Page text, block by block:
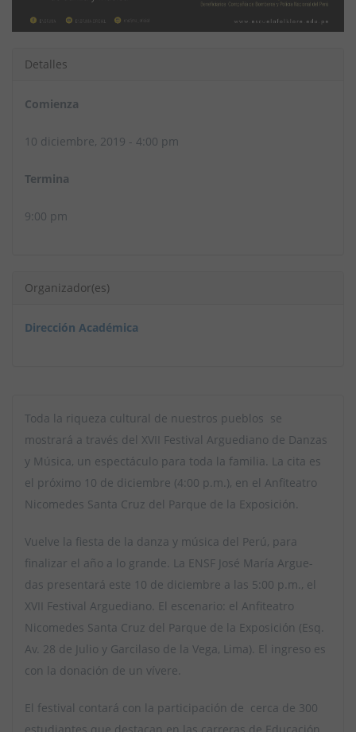
Detalles
Comienza
10 diciembre, 2019 - 4:00 pm
Termina
9:00 pm
Organizador(es)
Dirección Académica
Toda la riqueza cultural de nuestros pueblos se
mostrará a través del XVII Festival Arguediano de Danzas
y Música, un espectáculo para toda la familia. La cita es
el próximo 10 de diciembre (4:00 p.m.), en el Anfiteatro
Nicomedes Santa Cruz del Parque de la Exposición.
Vuelve la fiesta de la danza y música del Perú, para
finalizar el año a lo grande. La ENSF José María Argue-
das presentará este 10 de diciembre a las 5:00 p.m., el
XVII Festival Arguediano. El escenario: el Anfiteatro
Nicomedes Santa Cruz del Parque de la Exposición (Esq.
Av. 28 de Julio y Garcilaso de la Vega, Lima). El ingreso es
con la donación de un vívere.
El festival contará con la participación de cerca de 300